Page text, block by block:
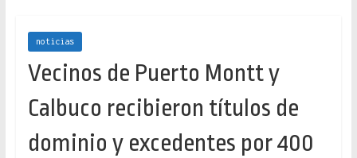
noticias
Vecinos de Puerto Montt y
Calbuco recibieron títulos de
dominio y excedentes por 400